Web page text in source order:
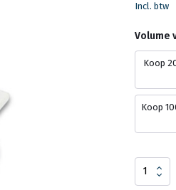
Incl. btw
Volume
Koop
Koop